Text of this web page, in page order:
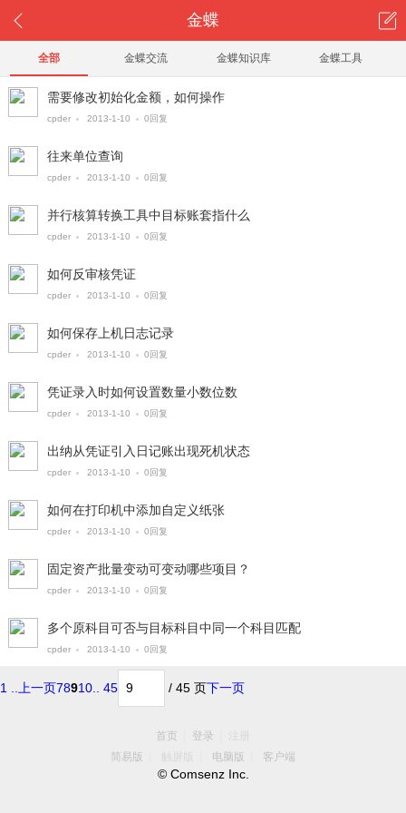
金蝶
全部 金蝶交流 金蝶知识库 金蝶工具
需要修改初始化金额，如何操作
cpder 2013-1-10 0回复
往来单位查询
cpder 2013-1-10 0回复
并行核算转换工具中目标账套指什么
cpder 2013-1-10 0回复
如何反审核凭证
cpder 2013-1-10 0回复
如何保存上机日志记录
cpder 2013-1-10 0回复
凭证录入时如何设置数量小数位数
cpder 2013-1-10 0回复
出纳从凭证引入日记账出现死机状态
cpder 2013-1-10 0回复
如何在打印机中添加自定义纸张
cpder 2013-1-10 0回复
固定资产批量变动可变动哪些项目？
cpder 2013-1-10 0回复
多个原科目可否与目标科目中同一个科目匹配
cpder 2013-1-10 0回复
1 .. 上一页78910 .. 45 / 45 页下一页
首页 登录
简易版
电脑版 客户端
© Comsenz Inc.